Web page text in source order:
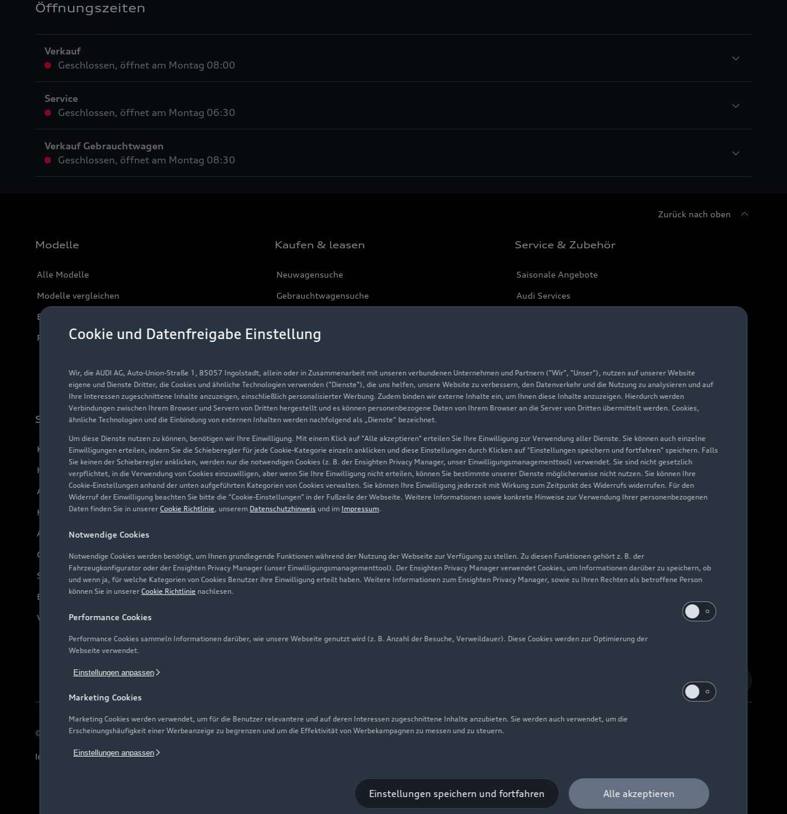
Cookie und Datenfreigabe Einstellung
Wir, die AUDI AG, Auto-Union-Straße 1, 85057 Ingolstadt, allein oder in Zusammenarbeit mit unseren verbundenen Unternehmen und Partnern ("Wir", "Unser"), nutzen auf unserer Website
eigene und Dienste Dritter, die Cookies und ähnliche Technologien verwenden ("Dienste"), die uns helfen, unsere Website zu verbessern, den Datenverkehr und die Nutzung zu analysieren und auf
Ihre Interessen zugeschnittene Inhalte anzuzeigen, einschließlich personalisierter Werbung. Zudem binden wir externe Inhalte ein, um Ihnen diese Inhalte anzuzeigen. Hierdurch werden
Verbindungen zwischen Ihrem Browser und Servern von Dritten hergestellt und es können personenbezogene Daten von Ihrem Browser an die Server von Dritten übermittelt werden. Cookies,
ähnliche Technologien und die Einbindung von externen Inhalten werden nachfolgend als „Dienste“ bezeichnet.
Um diese Dienste nutzen zu können, benötigen wir Ihre Einwilligung. Mit einem Klick auf "Alle akzeptieren" erteilen Sie Ihre Einwilligung zur Verwendung aller Dienste. Sie können auch einzelne
Einwilligungen erteilen, indem Sie die Schieberegler für jede Cookie-Kategorie einzeln anklicken und diese Einstellungen durch Klicken auf "Einstellungen speichern und fortfahren" speichern. Falls
Sie keinen der Schieberegler anklicken, werden nur die notwendigen Cookies (z. B. der Ensighten Privacy Manager, unser Einwilligungsmanagementtool) verwendet. Sie sind nicht gesetzlich
verpflichtet, in die Verwendung von Cookies einzuwilligen, aber wenn Sie Ihre Einwilligung nicht erteilen, können Sie bestimmte unserer Dienste möglicherweise nicht nutzen. Sie können Ihre
Cookie-Einstellungen anhand der unten aufgeführten Kategorien von Cookies verwalten. Sie können Ihre Einwilligung jederzeit mit Wirkung zum Zeitpunkt des Widerrufs widerrufen. Für den
Widerruf der Einwilligung beachten Sie bitte die "Cookie-Einstellungen" in der Fußzeile der Webseite. Weitere Informationen sowie konkrete Hinweise zur Verwendung Ihrer personenbezogenen
Daten finden Sie in unsererCookie Richtlinie, unserem Datenschutzhinweis und im Impressum.
Notwendige Cookies
Notwendige Cookies werden benötigt, um Ihnen grundlegende Funktionen während der Nutzung der Webseite zur Verfügung zu stellen. Zu diesen Funktionen gehört z. B. der
Fahrzeugkonfigurator oder der Ensighten Privacy Manager (unser Einwilligungsmanagementtool). Der Ensighten Privacy Manager verwendet Cookies, um Informationen darüber zu speichern, ob
und wenn ja, für welche Kategorien von Cookies Benutzer ihre Einwilligung erteilt haben. Weitere Informationen zum Ensighten Privacy Manager, sowie zu Ihren Rechten als betroffene Person
können Sie in unsererCookie Richtlinie nachlesen.
Performance Cookies
Performance Cookies sammeln Informationen darüber, wie unsere Webseite genutzt wird (z. B. Anzahl der Besuche, Verweildauer). Diese Cookies werden zur Optimierung der
Webseite verwendet.
Einstellungen anpassen
Marketing Cookies
Marketing Cookies werden verwendet, um für die Benutzer relevantere und auf deren Interessen zugeschnittene Inhalte anzubieten. Sie werden auch verwendet, um die
Erscheinungshäufigkeit einer Werbeanzeige zu begrenzen und um die Effektivität von Werbekampagnen zu messen und zu steuern.
Einstellungen anpassen
Alle akzeptieren
Einstellungen speichern und fortfahren
Öffnungszeiten
Verkauf
Geschlossen, öffnet am Montag 08:00
Service
Geschlossen, öffnet am Montag 06:30
Verkauf Gebrauchtwagen
Geschlossen, öffnet am Montag 08:30
Zurück nach oben
Modelle
Alle Modelle
Modelle vergleichen
Elektromodelle
Plug-in-Hybride
Kaufen & leasen
Neuwagensuche
Gebrauchtwagensuche
Finanzierung
Geschäftskunden
Service & Zubehör
Saisonale Angebote
Audi Services
Support
Kundenservice
Händlersuche
Audi Code
Häufige Fragen (FAQ)
Audi Online Beratung
Online-Terminvereinbarung
Servicekontakt
Bordbuch & Bedienungsanleitungen
Verträge kündigen
Über Audi
Unternehmen
Karriere
Investor Relations
Presse & Media Center
Audi erleben
Newsletter
© 2026 AUDI AG. Alle Rechte vorbehalten
Impressum Rechtliches Hinweisgebersystem